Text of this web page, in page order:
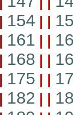
| 154 | |
| 161 | |
| 168 | |
| 175 | |
| 182 | |